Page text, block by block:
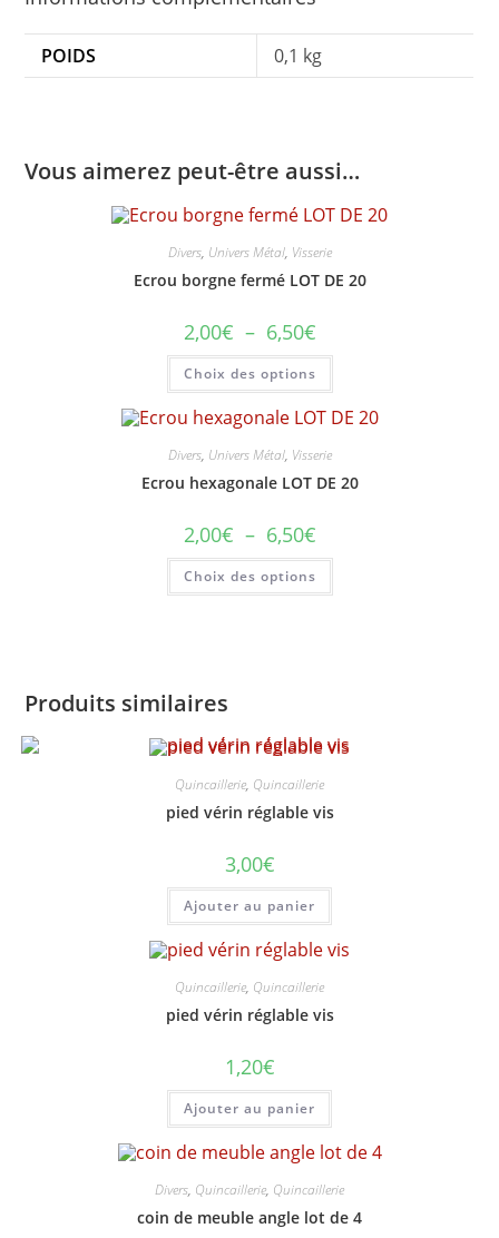
POIDS 0,1 kg
Vous aimerez peut-être aussi…
Divers, Univers Métal, Visserie
Ecrou borgne fermé LOT DE 20
2,00€ – 6,50€Plage
de
prix :
2,00€
à
6,50€
Choix des options
Ce
a
plusieurs
variations.
options
être
du
Divers, Univers Métal, Visserie
Ecrou hexagonale LOT DE 20
2,00€ – 6,50€Plage
de
prix :
2,00€
à
Choix des options
Ce
a
la
page
Produits similaires
Quincaillerie, Quincaillerie
pied vérin réglable vis
3,00€
Ajouter au panier
Quincaillerie, Quincaillerie
pied vérin réglable vis
1,20€
Ajouter au panier
Divers, Quincaillerie, Quincaillerie
coin de meuble angle lot de 4